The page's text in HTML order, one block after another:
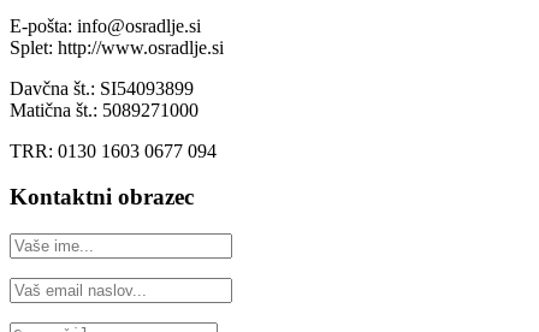
E-pošta: info@osradlje.si
Splet: http://www.osradlje.si
Davčna št.: SI54093899
Matična št.: 5089271000
TRR: 0130 1603 0677 094
Kontaktni obrazec